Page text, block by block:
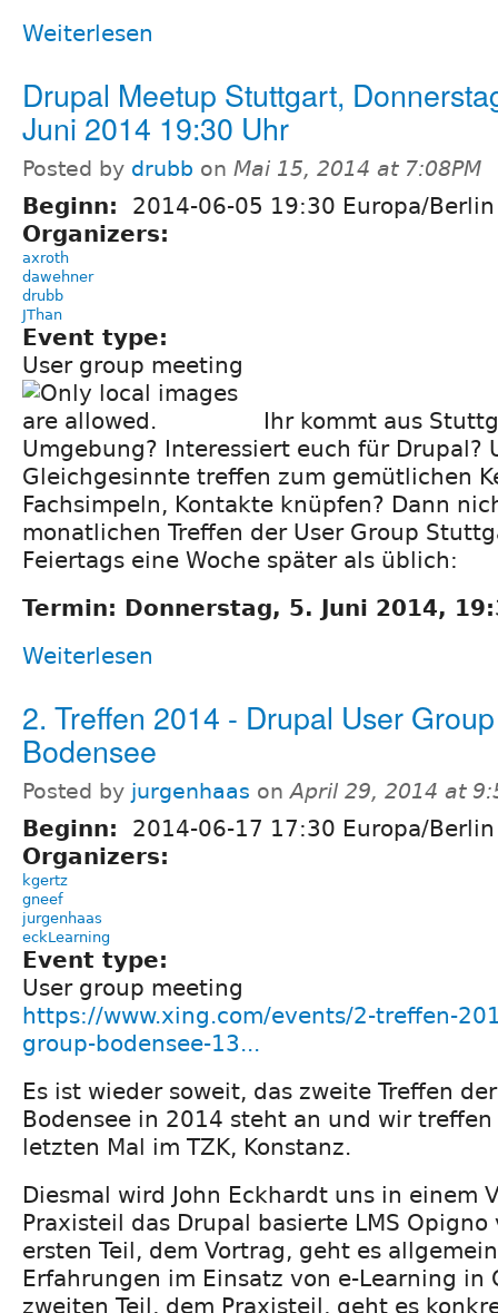
Weiterlesen
Drupal Meetup Stuttgart,
Juni 2014 19:30 Uhr
Posted by drubb on Mai 15, 2014 at 7:08PM
Beginn:
2014-06-05 19:30 Europa/Berlin
Organizers:
axroth
dawehner
drubb
JThan
Event type:
User group meeting
Ihr kommt aus
Umgebung? Interessiert euch für Drupal?
Gleichgesinnte treffen zum gemütlichen
Fachsimpeln, Kontakte knüpfen? Dann
monatlichen Treffen der User Group
Feiertags eine Woche später als üblich:
Termin: Donnerstag, 5. Juni 2014,
Weiterlesen
2. Treffen 2014 - Drupal User Group
Bodensee
Posted by jurgenhaas onApril 29, 2014 at
Beginn:
2014-06-17 17:30 Europa/Berlin
Organizers:
kgertz
gneef
jurgenhaas
eckLearning
Event type:
User group meeting
https://www.xing.com/events/2-treffen-
group-bodensee-13...
Es ist wieder soweit, das zweite Treffen
Bodensee in 2014 steht an und wir
letzten Mal im TZK, Konstanz.
Diesmal wird John Eckhardt uns in einem
Praxisteil das Drupal basierte LMS
ersten Teil, dem Vortrag, geht es
Erfahrungen im Einsatz von e-Learning in
zweiten Teil, dem Praxisteil, geht es